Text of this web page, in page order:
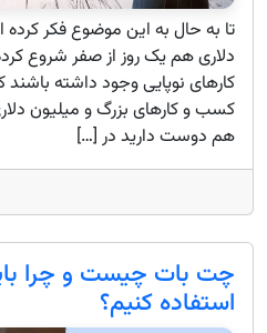
تا به حال به این موضوع فکر
دلاری هم یک روز از صفر شروع
کارهای نوپایی وجود داشته باشند
کسب و کارهای بزرگ و میلیون
هم دوست دارید در […]
چت بات چیست و چرا
استفاده کنیم؟